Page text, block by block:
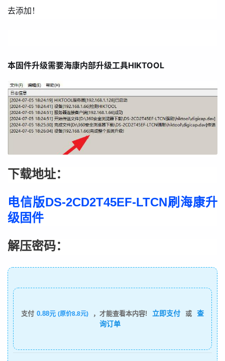
去添加！
本固件升级需要海康内部升级工具HIKTOOL
下载地址：
电信版DS-2CD2T45EF-LTCN刷海康升
级固件
解压密码：
支付 0.88元 (原价8.8元) ，才能查看本内容! 立即支付 或
查
询订单